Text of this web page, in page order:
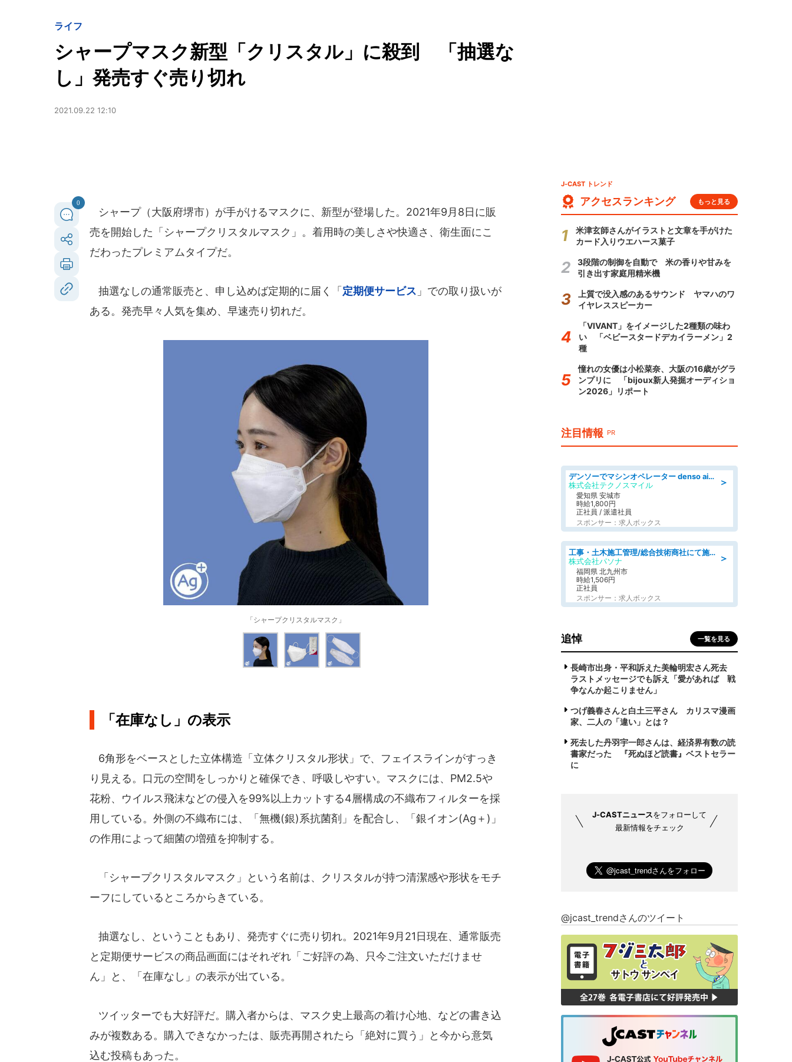
ライフ
シャープマスク新型「クリスタル」に殺到 「抽選な
し」発売すぐ売り切れ
2021.09.22 12:10
0
シャープ（大阪府堺市）が手がけるマスクに、新型が登場した。2021年9月8日に販
売を開始した「シャープクリスタルマスク」。着用時の美しさや快適さ、衛生面にこ
だわったプレミアムタイプだ。
抽選なしの通常販売と、申し込めば定期的に届く「 定期便サービス 」での取り扱いが
ある。発売早々人気を集め、早速売り切れだ。
「シャープクリスタルマスク」
「在庫なし」の表示
6角形をベースとした立体構造「立体クリスタル形状」で、フェイスラインがすっき
り見える。口元の空間をしっかりと確保でき、呼吸しやすい。マスクには、PM2.5や
花粉、ウイルス飛沫などの侵入を99%以上カットする4層構成の不織布フィルターを採
用している。外側の不織布には、「無機(銀)系抗菌剤」を配合し、「銀イオン(Ag＋)」
の作用によって細菌の増殖を抑制する。
「シャープクリスタルマスク」という名前は、クリスタルが持つ清潔感や形状をモチ
ーフにしているところからきている。
抽選なし、ということもあり、発売すぐに売り切れ。2021年9月21日現在、通常販売
と定期便サービスの商品画面にはそれぞれ「ご好評の為、只今ご注文いただけませ
ん」と、「在庫なし」の表示が出ている。
ツイッターでも大好評だ。購入者からは、マスク史上最高の着け心地、などの書き込
みが複数ある。購入できなかったは、販売再開されたら「絶対に買う」と今から意気
込む投稿もあった。
J-CAST トレンド
アクセスランキング もっと見る
米津玄師さんがイラストと文章を手がけた
カード入りウエハース菓子
3段階の制御を自動で 米の香りや甘みを
引き出す家庭用精米機
上質で没入感のあるサウンド ヤマハのワ
イヤレススピーカー
「VIVANT」をイメージした2種類の味わ
い 「ベビースタードデカイラーメン」2
種
憧れの女優は小松菜奈、大阪の16歳がグラ
ンプリに 「bijoux新人発掘オーディショ
ン2026」リポート
注目情報 PR
＞
デンソーでマシンオペレーター denso aichi
株式会社テクノスマイル
愛知県 安城市
時給1,800円
正社員 / 派遣社員
スポンサー：求人ボックス
＞
工事・土木施工管理/総合技術商社にて施工管理のお仕事/即日勤務可/車通勤可/工事・土木施工管理/生産・品質管理
株式会社パソナ
福岡県 北九州市
時給1,506円
正社員
スポンサー：求人ボックス
追悼 一覧を見る
長崎市出身・平和訴えた美輪明宏さん死去
ラストメッセージでも訴え「愛があれば 戦
争なんか起こりません」
つげ義春さんと白土三平さん カリスマ漫画
家、二人の「違い」とは？
死去した丹羽宇一郎さんは、経済界有数の読
書家だった 『死ぬほど読書』ベストセラー
に
J-CASTニュースをフォローして
最新情報をチェック
@jcast_trendさんのツイート